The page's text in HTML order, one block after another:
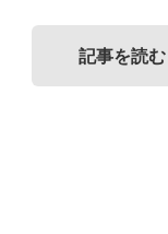
記事を読む